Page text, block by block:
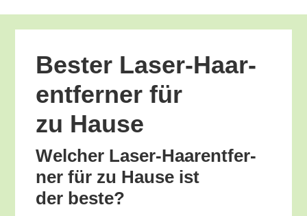
Bes­ter Laser-Haar­
ent­fer­ner für
zu Hause
Wel­cher Laser-Haar­ent­fer­
ner für zu Hau­se ist
der beste?